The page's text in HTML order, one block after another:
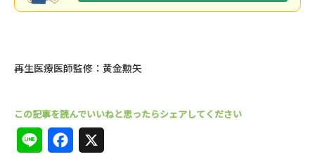
再生医療医師監修：黄金勲矢